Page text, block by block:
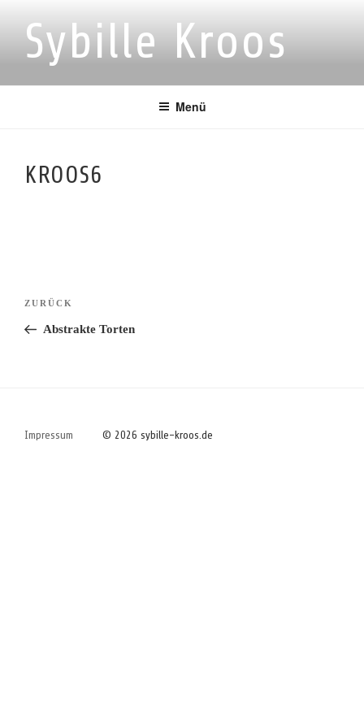
Inhalt
springenSybille Kroos
Menü
KROOS6
Beitragsnavigation
Vorheriger
Beitrag
ZURÜCK
Abstrakte Torten
Impressum © 2026 sybille-kroos.de